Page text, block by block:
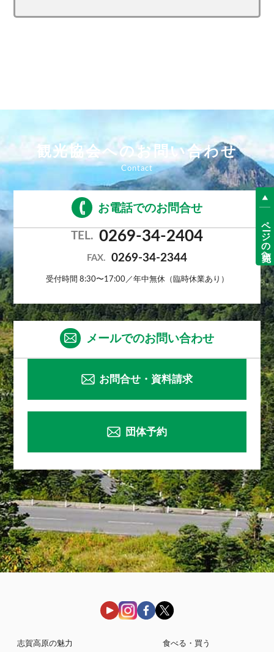
観光協会へのお問い合わせ
お電話でのお問合せ
TEL. 0269-34-2404
FAX. 0269-34-2344
受付時間 8:30〜17:00／年中無休（臨時休業あり）
メールでのお問い合わせ
お問合せ・資料請求
団体予約
志賀高原の魅力 食べる・買う
ページの先頭へ